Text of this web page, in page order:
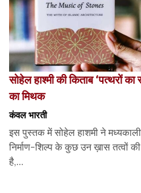
सोहेल हाश्मी की किताब ‘पत्थरों
का मिथक
कंवल भारती
इस पुस्तक में सोहेल हाशमी ने
निर्माण-शिल्प के कुछ उन ख़ास तत्वों
है,...